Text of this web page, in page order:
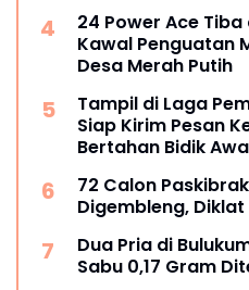
24 Power Ace Tiba
Kawal Penguatan
Desa Merah Putih
Tampil di Laga
Siap Kirim Pesan
Bertahan Bidik
72 Calon
Digembleng, Diklat
Dua Pria di
Sabu 0,17 Gram